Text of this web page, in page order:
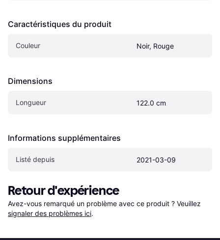
Caractéristiques du produit
Couleur Noir, Rouge
Dimensions
Longueur 122.0 cm
Informations supplémentaires
Listé depuis 2021-03-09
Retour d'expérience
Avez-vous remarqué un problème avec ce produit ? Veuillez
signaler des problèmes ici.